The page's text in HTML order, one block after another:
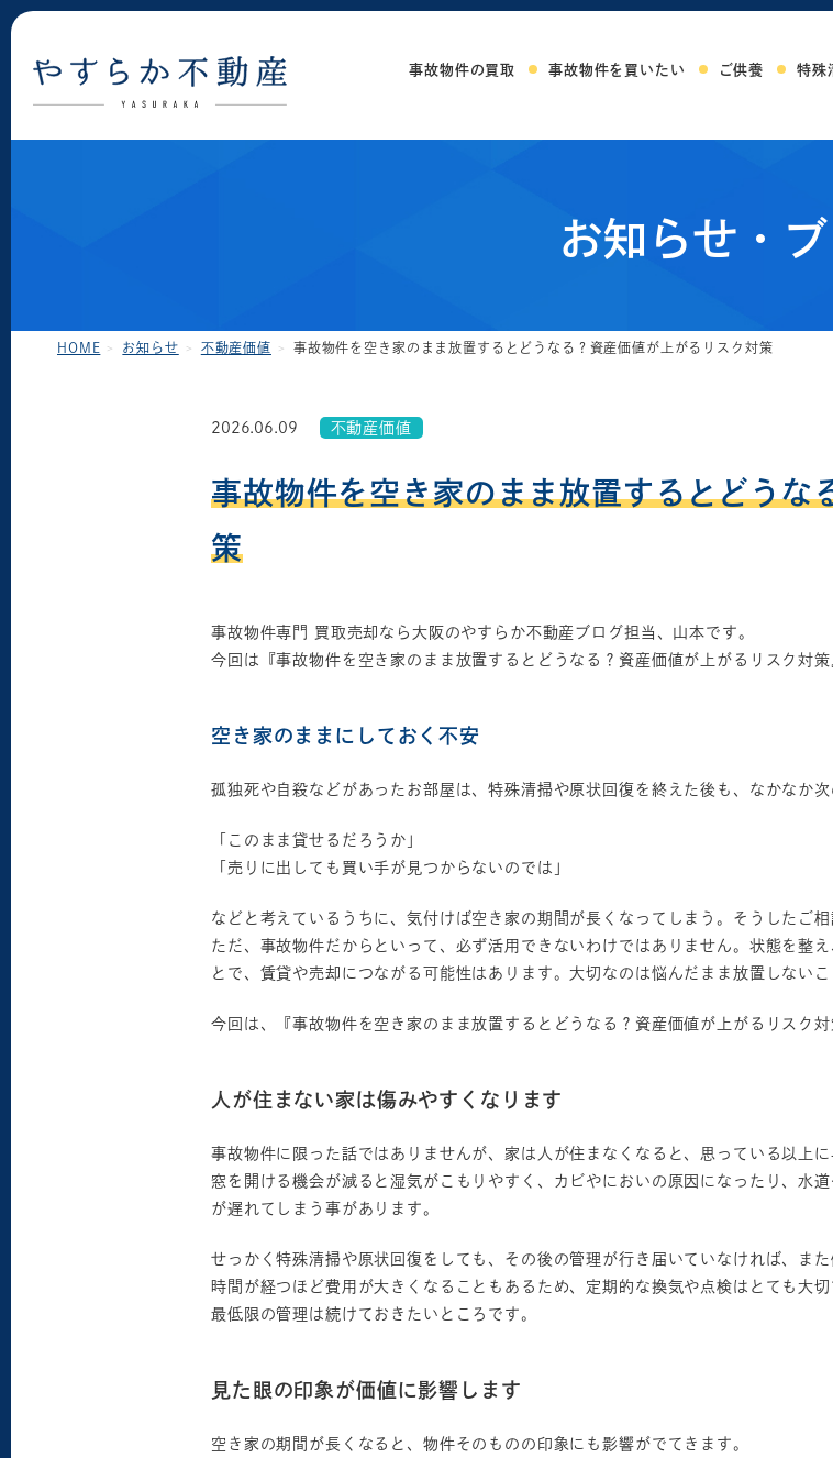
事故物件の買取 事故物件を買いたい ご供養 特殊
お知らせ・
HOME お知らせ 不動産価値 事故物件を空き家のまま放置するとどうなる？資産価値が上がるリスク対策
2026.06.09 不動産価値
事故物件を空き家のまま放置するとどうな
策
事故物件専門 買取売却なら大阪のやすらか不動産ブログ担当、山本です。
今回は『事故物件を空き家のまま放置するとどうなる？資産価値が上がるリスク対策
空き家のままにしておく不安
孤独死や自殺などがあったお部屋は、特殊清掃や原状回復を終えた後も、なかなか
「このまま貸せるだろうか」
「売りに出しても買い手が見つからないのでは」
などと考えているうちに、気付けば空き家の期間が長くなってしまう。そうしたご
ただ、事故物件だからといって、必ず活用できないわけではありません。状態を整
とで、賃貸や売却につながる可能性はあります。大切なのは悩んだまま放置しないこ
今回は、『事故物件を空き家のまま放置するとどうなる？資産価値が上がるリスク
人が住まない家は傷みやすくなります
事故物件に限った話ではありませんが、家は人が住まなくなると、思っている以上に
窓を開ける機会が減ると湿気がこもりやすく、カビやにおいの原因になったり、水
が遅れてしまう事があります。
せっかく特殊清掃や原状回復をしても、その後の管理が行き届いていなければ、ま
時間が経つほど費用が大きくなることもあるため、定期的な換気や点検はとても大切
最低限の管理は続けておきたいところです。
見た眼の印象が価値に影響します
空き家の期間が長くなると、物件そのものの印象にも影響がでてきます。